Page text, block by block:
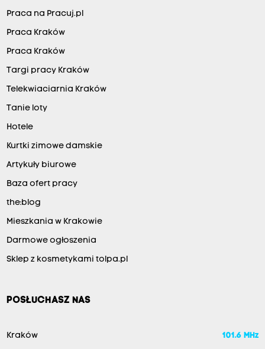
Praca na Pracuj.pl
Praca Kraków
Praca Kraków
Targi pracy Kraków
Telekwiaciarnia Kraków
Tanie loty
Hotele
Kurtki zimowe damskie
Artykuły biurowe
Baza ofert pracy
the:blog
Mieszkania w Krakowie
Darmowe ogłoszenia
Sklep z kosmetykami tolpa.pl
POSŁUCHASZ NAS
Kraków 101.6 MHz